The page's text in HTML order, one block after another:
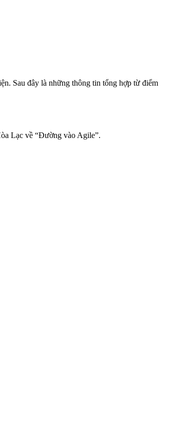
Sau đây là những thông tin tổng hợp từ điểm
Lạc về “Đường vào Agile”.